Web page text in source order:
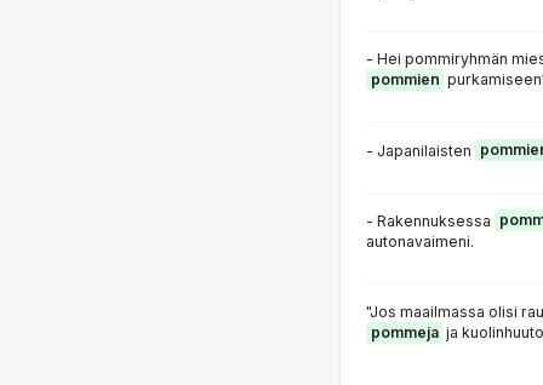
- Hei pommiryhmän
pommien
- Japanilaisten
- Rakennuksessa
autonavaimeni.
"Jos maailmassa olisi
pommeja ja